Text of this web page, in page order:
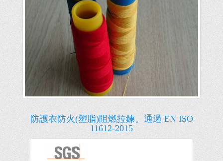
防護衣防火(塑脂)阻燃拉鍊。通過 EN ISO
11612-2015